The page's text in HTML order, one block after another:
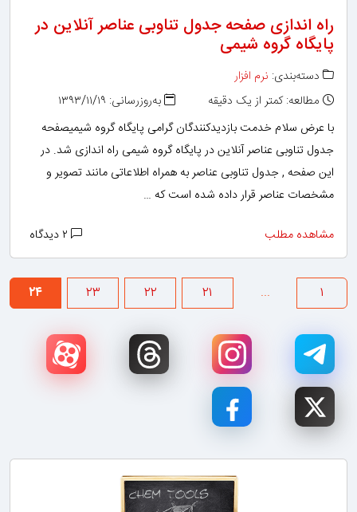
راه اندازی صفحه جدول تناوبی عناصر آنلاین در
پایگاه گروه شیمی
دسته‌بندی: نرم افزار
مطالعه: کمتر از یک دقیقه
به‌روزرسانی: ۱۳۹۳/۱۱/۱۹
با عرض سلام خدمت بازدیدکنندگان گرامی پایگاه گروه شیمیصفحه
جدول تناوبی عناصر آنلاین در پایگاه گروه شیمی راه اندازی شد. در
این صفحه , جدول تناوبی عناصر به همراه اطلاعاتی مانند تصویر و
مشخصات عناصر قرار داده شده است که …
مشاهده مطلب
۱ ... ۲۱ ۲۲ ۲۳ ۲۴